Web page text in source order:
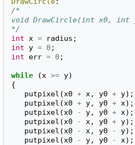
/*
void DrawCircle(int x0, int
*/
int x = radius ;
int
y = 0 ;
int
err = 0 ;
while (x >= y)
{
putpixel (x0 + x, y0 + y);
putpixel (x0 + y, y0 + x);
putpixel (x0 - y, y0 + x);
putpixel (x0 - x, y0 + y);
putpixel (x0 - x, y0 - y);
putpixel (x0 - y, y0 - x);